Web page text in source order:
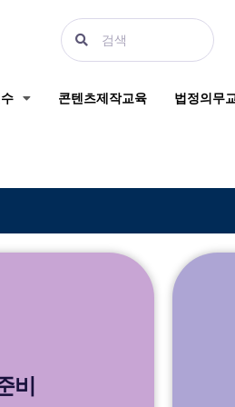
콘텐츠제작교육 법정의무
비